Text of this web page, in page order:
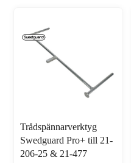
Trådspännarverktyg
Swedguard Pro+ till 21-
206-25 & 21-477